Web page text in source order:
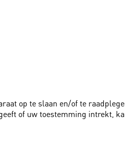
op te slaan en/of te
of uw toestemming intrekt,